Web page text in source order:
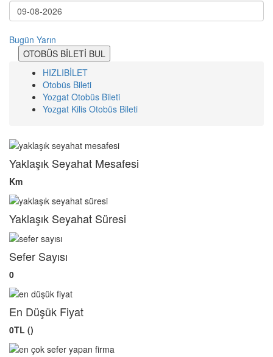
Bugün Yarın
OTOBÜS BİLETİ BUL
HIZLIBİLET
Otobüs Bileti
Yozgat Otobüs Bileti
Yozgat Kilis Otobüs Bileti
Yaklaşık Seyahat Mesafesi
Km
Yaklaşık Seyahat Süresi
Sefer Sayısı
0
En Düşük Fiyat
0TL ()